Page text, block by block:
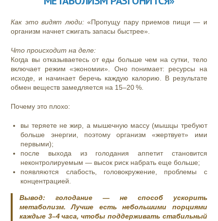
Как это видят люди:«Пропущу пару приемов пищи — и
организм начнет сжигать запасы быстрее».
Что происходит на деле:
Когда вы отказываетесь от еды больше чем на сутки, тело
включает режим «экономии». Оно понимает: ресурсы на
исходе, и начинает беречь каждую калорию. В результате
обмен веществ замедляется на 15–20 %.
Почему это плохо:
вы теряете не жир, а мышечную массу (мышцы требуют
больше энергии, поэтому организм «жертвует» ими
первыми);
после выхода из голодания аппетит становится
неконтролируемым — высок риск набрать еще больше;
появляются слабость, головокружение, проблемы с
концентрацией.
Вывод: голодание — не способ ускорить
метаболизм. Лучше есть небольшими порциями
каждые 3–4 часа, чтобы поддерживать стабильный